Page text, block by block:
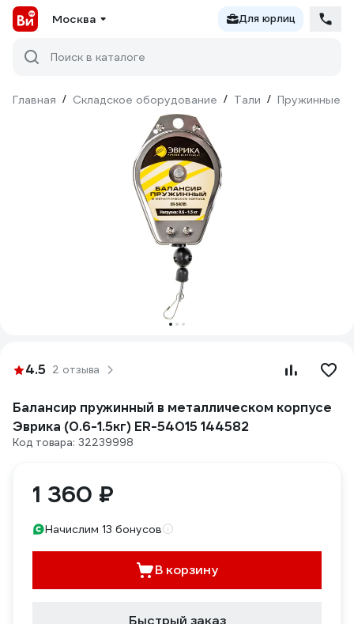
Москва Для юрлиц
Поиск в каталоге
Главная / Складское оборудование / Тали / Пружинные
4.5 2 отзыва
Балансир пружинный в металлическом корпусе
Эврика (0.6-1.5кг) ER-54015 144582
Код товара: 32239998
1 360 ₽
Начислим 13 бонусов
В корзину
Быстрый заказ